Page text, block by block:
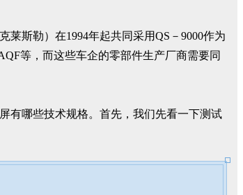
斯勒）在1994年起共同采用QS－9000作为
等，而这些车企的零部件生产厂商需要同
有哪些技术规格。首先，我们先看一下测试